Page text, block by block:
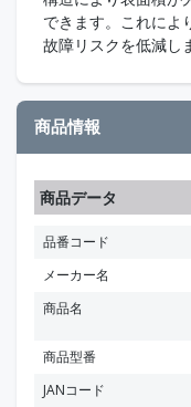
できます。これによ
故障リスクを低減し
商品情報
商品データ
品番コード
メーカー名
商品名
商品型番
JANコード